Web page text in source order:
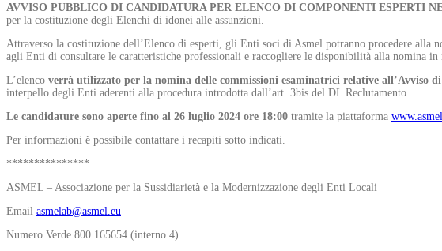
AVVISO PUBBLICO DI CANDIDATURA PER ELENCO DI COMPONENTI ESPERTI
per la costituzione degli Elenchi di idonei alle assunzioni.
Attraverso la costituzione dell’Elenco di esperti, gli Enti soci di Asmel potranno procedere
agli Enti di consultare le caratteristiche professionali e raccogliere le disponibilità alla nomina in
L’elenco verrà utilizzato per la nomina delle commissioni esaminatrici relative all’Avviso
interpello degli Enti aderenti alla procedura introdotta dall’art. 3bis del DL Reclutamento.
Le candidature sono aperte fino al 26 luglio 2024 ore 18:00 tramite la piattaforma
Per informazioni è possibile contattare i recapiti sotto indicati.
***************
ASMEL – Associazione per la Sussidiarietà e la Modernizzazione degli Enti Locali
Email asmelab@asmel.eu
Numero Verde 800 165654 (interno 4)